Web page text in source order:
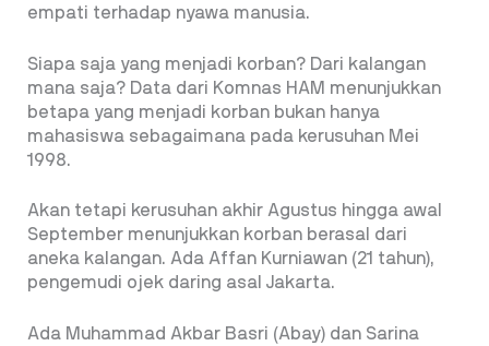
empati terhadap nyawa manusia.
Siapa saja yang menjadi korban? Dari kalangan
mana saja? Data dari Komnas HAM menunjukkan
betapa yang menjadi korban bukan hanya
mahasiswa sebagaimana pada kerusuhan Mei
1998.
Akan tetapi kerusuhan akhir Agustus hingga awal
September menunjukkan korban berasal dari
aneka kalangan. Ada Affan Kurniawan (21 tahun),
pengemudi ojek daring asal Jakarta.
Ada Muhammad Akbar Basri (Abay) dan Sarina